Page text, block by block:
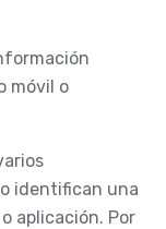
móvil o
identifican una
aplicación. Por